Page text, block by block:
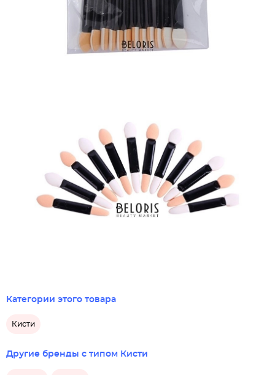
Категории этого товара
Кисти
Другие бренды с типом Кисти